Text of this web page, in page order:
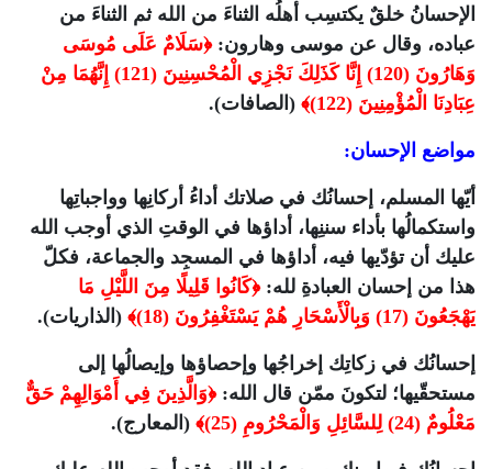
الإحسانُ خلقٌ يكتسِب أهلُه الثناءَ من الله ثم الثناءَ من
عباده، وقال عن موسى وهارون:﴿سَلَامٌ عَلَى مُوسَى
وَهَارُونَ (120) إِنَّا كَذَلِكَ نَجْزِي الْمُحْسِنِينَ (121) إِنَّهُمَا مِنْ
عِبَادِنَا الْمُؤْمِنِينَ (122)﴾
(الصافات).
مواضع الإحسان:
أيّها المسلم، إحسانُك في صلاتك أداءُ أركانِها وواجباتِها
واستكمالُها بأداء سننِها، أداؤها في الوقتِ الذي أوجب الله
عليك أن تؤدّيها فيه، أداؤها في المسجِد والجماعة، فكلّ
هذا من إحسان العبادةِ لله:﴿كَانُوا قَلِيلًا مِنَ اللَّيْلِ مَا
يَهْجَعُونَ (17) وَبِالْأَسْحَارِ هُمْ يَسْتَغْفِرُونَ (18)﴾
(الذاريات).
إحسانُك في زكاتِك إخراجُها وإحصاؤها وإيصالُها إلى
مستحقّيها؛ لتكونَ ممّن قال الله:﴿وَالَّذِينَ فِي أَمْوَالِهِمْ حَقٌّ
مَعْلُومٌ (24) لِلسَّائِلِ وَالْمَحْرُومِ (25)﴾
(المعارج).